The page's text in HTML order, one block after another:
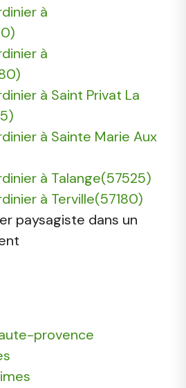
à
à
à Saint Privat La
à Sainte Marie Aux
à Talange(57525)
à Terville(57180)
paysagiste dans un
provence